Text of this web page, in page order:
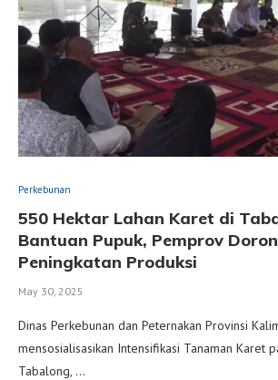
Perkebunan
550 Hektar Lahan Karet di
Bantuan Pupuk, Pemprov
Peningkatan Produksi
May 30, 2025
Dinas Perkebunan dan Peternakan Provinsi
mensosialisasikan Intensifikasi Tanaman Karet
Tabalong, …